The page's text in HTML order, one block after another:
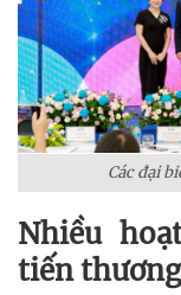
Các đại
Nhiều
tiến